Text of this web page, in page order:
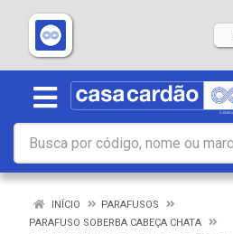
INÍCIO
PARAFUSOS
PARAFUSO SOBERBA CABEÇA CHATA